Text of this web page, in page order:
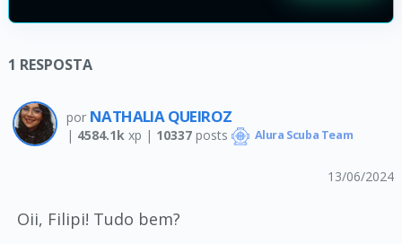
1 RESPOSTA
por NATHALIA QUEIROZ
| 4584.1k xp | 10337posts Alura Scuba Team
13/06/2024
Oii, Filipi! Tudo bem?